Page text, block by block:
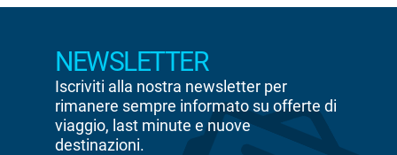
NEWSLETTER
Iscriviti alla nostra newsletter per
rimanere sempre informato su offerte di
viaggio, last minute e nuove
destinazioni.